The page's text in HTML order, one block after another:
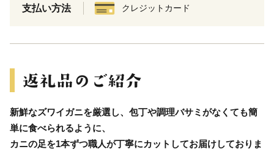
支払い方法 クレジットカード
新鮮なズワイガニを厳選し、包丁や調理バサミがなくても簡
単に食べられるように、
カニの足を1本ずつ職人が丁寧にカットしてお届けしておりま